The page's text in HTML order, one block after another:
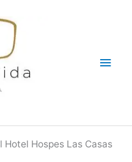
Hospes Las Casas